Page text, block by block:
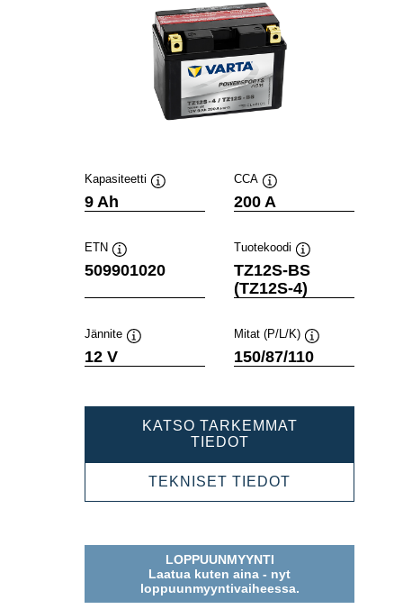
Kapasiteetti
9 Ah
CCA
Työkaluvihje
200 A
ETN
Työkaluvihje
509901020
Tuotekoodi
Työkaluvihje
TZ12S-BS
(TZ12S-4)
Jännite
12 V
Mitat (P/L/K)
Työkaluvihje
150/87/110
KATSO TARKEMMAT
TIEDOTPOWERSPORTS
509901020
TEKNISET TIEDOT
LOPPUUNMYYNTI
Laatua kuten aina - nyt
loppuunmyyntivaiheessa.